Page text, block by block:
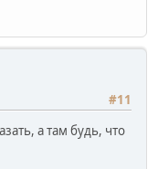
#11
а там будь, что